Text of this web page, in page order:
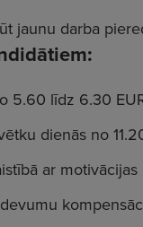
jaunu darba
5.60 līdz 6.30
dienās no
ar